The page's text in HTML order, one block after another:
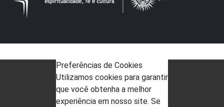
Preferências de Cookies
Utilizamos cookies para garantir
que você obtenha a melhor
experiência em nosso site. Se